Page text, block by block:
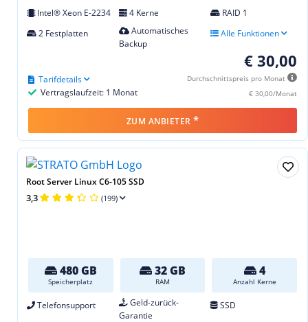
Intel® Xeon E-2234 4 Kerne
RAID 1
2 Festplatten
Automatisches
Backup
Alle Funktionen
€ 30,00
Durchschnittspreis pro Monat
€ 30,00/Monat
Vertragslaufzeit: 1 Monat
Tarifdetails
ZUM ANBIETER *
Root Server Linux C6-105 SSD
3,3 (199)
480 GB
Speicherplatz
32 GB
RAM
4
Anzahl Kerne
Telefonsupport
Geld-zurück-
Garantie
SSD